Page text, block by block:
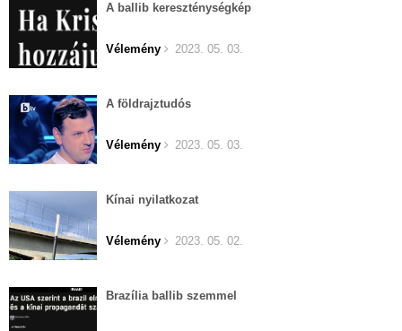
A ballib kereszténységkép
Vélemény 2023. 05. 03.
A földrajztudós
Vélemény 2023. 05. 03.
Kínai nyilatkozat
Vélemény 2023. 05. 02.
Brazília ballib szemmel